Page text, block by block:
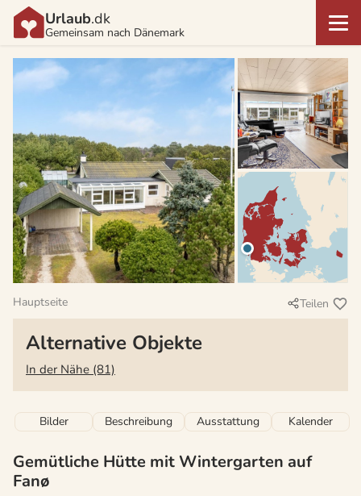
Urlaub.dk
Gemeinsam nach Dänemark
Hauptseite Teilen
Alternative Objekte
In der Nähe (81)
Bilder Beschreibung Ausstattung Kalender
Gemütliche Hütte mit Wintergarten auf
Fanø